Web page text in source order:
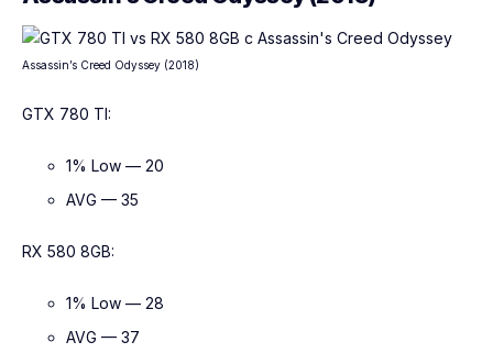
Assassin’s Creed Odyssey (2018)
GTX 780 TI:
1% Low — 20
AVG — 35
RX 580 8GB:
1% Low — 28
AVG — 37